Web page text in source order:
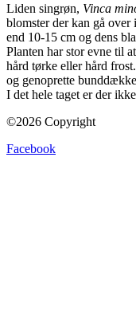
Liden singrøn, Vinca
blomster der kan gå
end 10-15 cm og dens
Planten har stor evne til
hård tørke eller hård
og genoprette
I det hele taget er der
©2026 Copyright
Facebook